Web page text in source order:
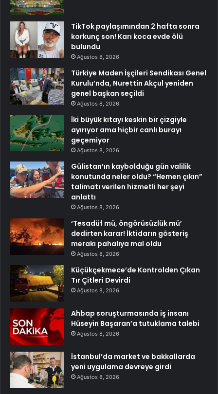
TikTok paylaşımından 2 hafta sonra
korkunç son! Karı koca evde ölü
bulundu
Ağustos 8, 2026
Türkiye Maden İşçileri Sendikası Genel
Kurulu’nda, Nurettin Akçul yeniden
genel başkan seçildi
Ağustos 8, 2026
İki büyük kıtayı keskin bir çizgiyle
ayırıyor ama hiçbir canlı burayı
geçemiyor
Ağustos 8, 2026
Gülistan’ın kaybolduğu gün valilik
konutunda neler oldu? “Hemen çıkın”
talimatı verilen hizmetli her şeyi
anlattı
Ağustos 8, 2026
‘Tesadüf mü, öngörüsüzlük mü’
dedirten karar! İktidarın gösteriş
merakı pahalıya mal oldu
Ağustos 8, 2026
Küçükçekmece’de Kontrolden Çıkan
Tır Çitleri Devirdi
Ağustos 8, 2026
Ahbap soruşturmasında iş insanı
Hüseyin Başaran’a tutuklama talebi
Ağustos 8, 2026
İstanbul’da market ve bakkallarda
yeni uygulama devreye girdi
Ağustos 8, 2026